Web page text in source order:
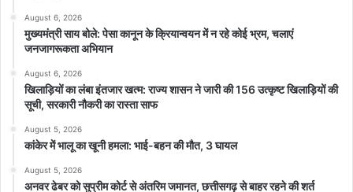
August 6, 2026
मुख्यमंत्री साय बोले: पेसा कानून के क्रियान्वयन में न रहे कोई भ्रम, चलाएं
जनजागरूकता अभियान
August 6, 2026
खिलाड़ियों का लंबा इंतजार खत्म: राज्य शासन ने जारी की 156 उत्कृष्ट खिलाड़ियों की
सूची, सरकारी नौकरी का रास्ता साफ
August 5, 2026
कांकेर में भालू का खूनी हमला: भाई-बहन की मौत, 3 घायल
August 5, 2026
अनवर ढेबर को सुप्रीम कोर्ट से अंतरिम जमानत, छत्तीसगढ़ से बाहर रहने की शर्त